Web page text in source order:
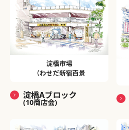
淀橋市場
（わせだ新宿百景
淀橋Aブロック
(10商店会)